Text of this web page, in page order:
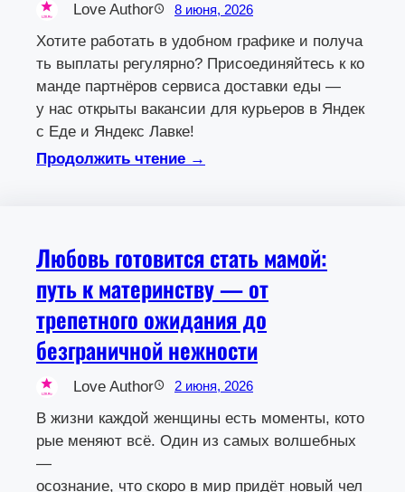
Love Author 8 июня, 2026
Хотите работать в удобном графике и получа
ть выплаты регулярно? Присоединяйтесь к ко
манде партнёров сервиса доставки еды —
у нас открыты вакансии для курьеров в Яндек
с Еде и Яндекс Лавке!
Продолжить чтение →
Любовь готовится стать мамой:
путь к материнству — от
трепетного ожидания до
безграничной нежности
Love Author 2 июня, 2026
В жизни каждой женщины есть моменты, кото
рые меняют всё. Один из самых волшебных
—
осознание, что скоро в мир придёт новый чел